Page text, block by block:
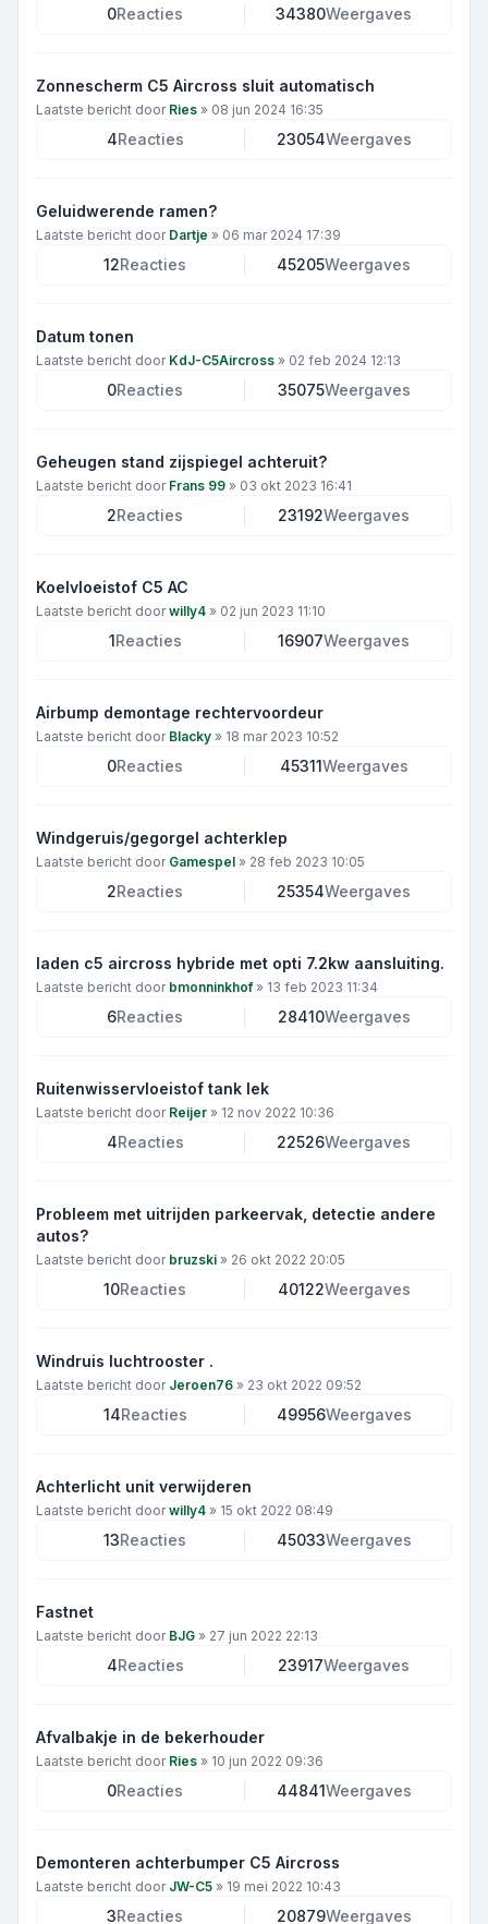
0Reacties 34380Weergaves
Zonnescherm C5 Aircross sluit automatisch
Laatste bericht door Ries » 08 jun 2024 16:35
4Reacties 23054Weergaves
Geluidwerende ramen?
Laatste bericht door Dartje » 06 mar 2024 17:39
12Reacties 45205Weergaves
Datum tonen
Laatste bericht door KdJ-C5Aircross » 02 feb 2024 12:13
0Reacties 35075Weergaves
Geheugen stand zijspiegel achteruit?
Laatste bericht door Frans 99 » 03 okt 2023 16:41
2Reacties 23192Weergaves
Koelvloeistof C5 AC
Laatste bericht doorwilly4 » 02 jun 2023 11:10
1Reacties 16907Weergaves
Airbump demontage rechtervoordeur
Laatste bericht door Blacky » 18 mar 2023 10:52
0Reacties 45311Weergaves
Windgeruis/gegorgel achterklep
Laatste bericht door Gamespel » 28 feb 2023 10:05
2Reacties 25354Weergaves
laden c5 aircross hybride met opti 7.2kw aansluiting.
Laatste bericht door bmonninkhof» 13 feb 2023 11:34
6Reacties 28410Weergaves
Ruitenwisservloeistof tank lek
Laatste bericht door Reijer » 12 nov 2022 10:36
4Reacties 22526Weergaves
Probleem met uitrijden parkeervak, detectie andere
autos?
Laatste bericht door bruzski » 26 okt 2022 20:05
10Reacties 40122Weergaves
Windruis luchtrooster .
Laatste bericht door Jeroen76 » 23 okt 2022 09:52
14Reacties 49956Weergaves
Achterlicht unit verwijderen
Laatste bericht doorwilly4 » 15 okt 2022 08:49
13Reacties 45033Weergaves
Fastnet
Laatste bericht door BJG » 27 jun 2022 22:13
4Reacties 23917Weergaves
Afvalbakje in de bekerhouder
Laatste bericht door Ries » 10 jun 2022 09:36
0Reacties 44841Weergaves
Demonteren achterbumper C5 Aircross
Laatste bericht door JW-C5 » 19 mei 2022 10:43
3Reacties 20879Weergaves